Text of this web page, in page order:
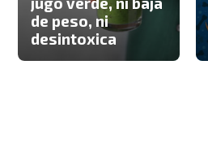
de peso, ni
desintoxica